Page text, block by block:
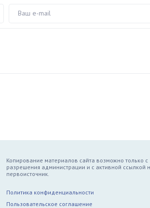
Копирование материалов сайта возможно только с
разрешения администрации и с активной ссылкой
первоисточник.
Политика конфиденциальности
Пользовательское соглашение